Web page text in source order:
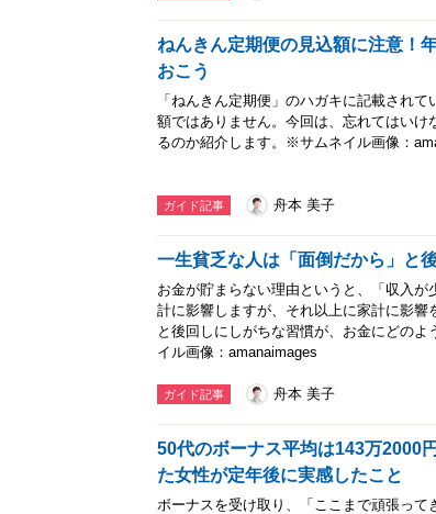
ねんきん定期便の見込額に注意！
おこう
「ねんきん定期便」のハガキに記載され
額ではありません。今回は、忘れてはい
るのか紹介します。※サムネイル画像：
ガイド記事 舟本 美子
一生貧乏な人は「面倒だから」と
お金が貯まらない理由というと、「収入
計に影響しますが、それ以上に家計に影響
と後回しにしがちな習慣が、お金にどの
イル画像：amanaimages
ガイド記事 舟本 美子
50代のボーナス平均は143万2000
た女性が定年後に実感したこと
ボーナスを受け取り、「ここまで頑張って